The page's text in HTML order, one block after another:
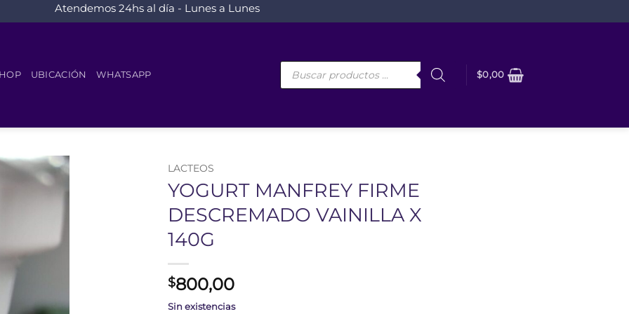
Atendemos 24hs al día - Lunes a Lunes
UBICACIÓN WHATSAPP
Búsqueda
$0,00
LACTEOS
YOGURT MANFREY FIRME
DESCREMADO VAINILLA X
140G
$800,00
Sin existencias